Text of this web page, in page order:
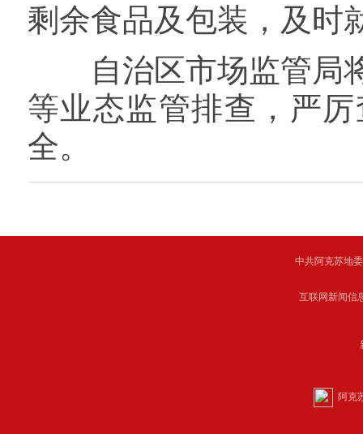
剩余食品及包装，及时
自治区市场监管局将
等业态监管排查，严
全。
中共阿克苏地
互联网新闻
阿克